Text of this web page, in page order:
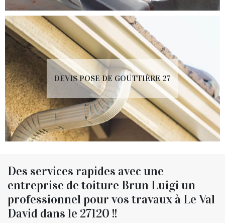
DEVIS POSE DE GOUTTIÈRE 27
Des services rapides avec une
entreprise de toiture Brun Luigi un
professionnel pour vos travaux à Le Val
David dans le 27120 !!